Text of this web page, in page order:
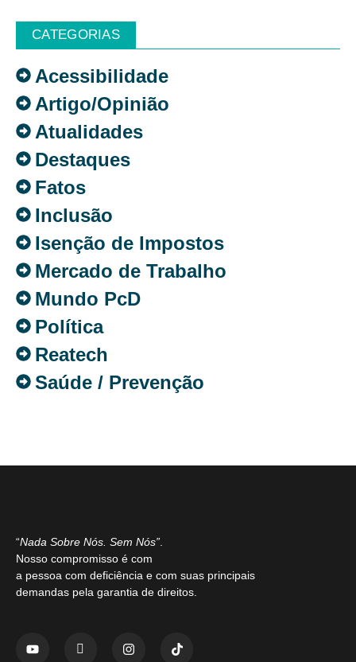
CATEGORIAS
Acessibilidade
Artigo/Opinião
Atualidades
Destaques
Fatos
Inclusão
Isenção de Impostos
Mercado de Trabalho
Mundo PcD
Política
Reatech
Saúde / Prevenção
“Nada Sobre Nós. Sem Nós”.
Nosso compromisso é com
a pessoa com deficiência e com suas principais
demandas pela garantia de direitos.